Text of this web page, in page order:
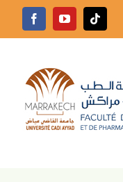
Passer
FacebookYouTubeTiktok